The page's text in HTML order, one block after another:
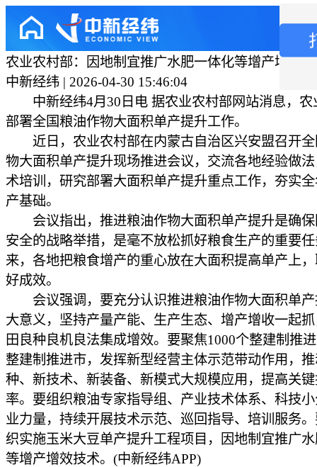
农业农村部：因地制宜推广水肥一体化等增产增效
中新经纬 | 2026-04-30 15:46:04
中新经纬4月30日电 据农业农村部网站消息，农
部署全国粮油作物大面积单产提升工作。
近日，农业农村部在内蒙古自治区兴安盟召开全
物大面积单产提升现场推进会议，交流各地经验做
术培训，研究部署大面积单产提升重点工作，夯实
产基础。
会议指出，推进粮油作物大面积单产提升是确保
安全的战略举措，是毫不放松抓好粮食生产的重要
来，各地把粮食增产的重心放在大面积提高单产上
好成效。
会议强调，要充分认识推进粮油作物大面积单产
大意义，坚持产量产能、生产生态、增产增收一起
田良种良机良法集成增效。要聚焦1000个整建制推
整建制推进市，发挥新型经营主体示范带动作用，
种、新技术、新装备、新模式大规模应用，提高关
率。要组织粮油专家指导组、产业技术体系、科技
业力量，持续开展技术示范、巡回指导、培训服务
织实施玉米大豆单产提升工程项目，因地制宜推广
等增产增效技术。(中新经纬APP)